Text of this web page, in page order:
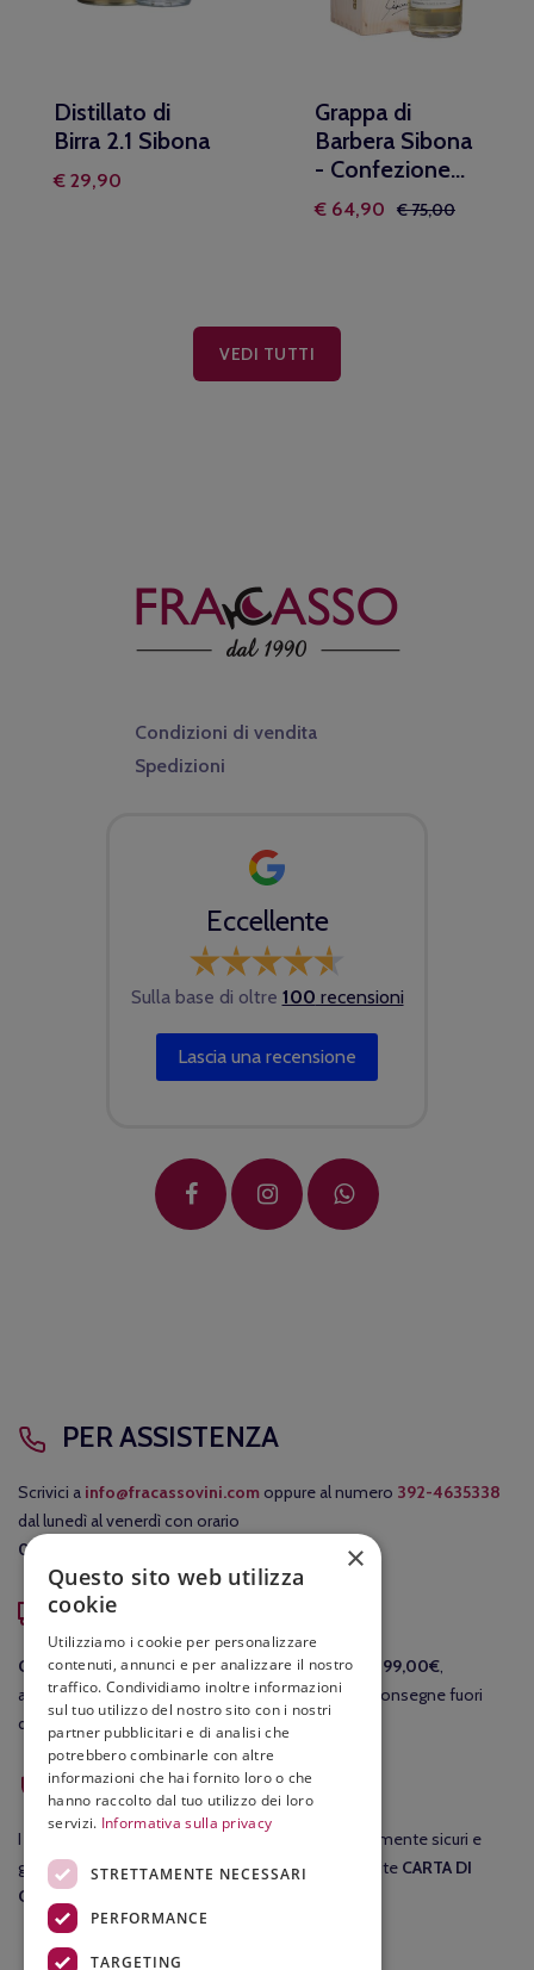
Distillato di
Birra 2.1 Sibona
€ 29,90
Grappa di
Barbera Sibona
- Confezione...
€ 64,90 € 75,00
VEDI TUTTI
Condizioni di vendita
Spedizioni
Eccellente
Sulla base di oltre 100 recensioni
Lascia una recensione
PER ASSISTENZA
Scrivici a info@fracassovini.com oppure al numero 392-4635338
dal lunedì al venerdì con orario
08:00-12:30
COSTI DI SPEDIZIONE
GRATISper le consegne in Italia per ordinisopra i 99,00€
altrimenti il costo della consegna è di 7,90€. Per consegne fuori
dall'Italia ti invieremo un preventivo separato.
ACQUISTI SICURI
I tuoi
su fracassovini.com sono assolutamente sicuri e
garantiti al 100%. Nel checkout potrai pagare tramite CARTA DI
CREDITO
×
Questo sito web utilizza
cookie
Utilizziamo i cookie per personalizzare
contenuti, annunci e per analizzare il nostro
traffico. Condividiamo inoltre informazioni
sul tuo utilizzo del nostro sito con i nostri
partner pubblicitari e di analisi che
potrebbero combinarle con altre
informazioni che hai fornito loro o che
hanno raccolto dal tuo utilizzo dei loro
servizi. Informativa sulla privacy
STRETTAMENTE NECESSARI
PERFORMANCE
TARGETING